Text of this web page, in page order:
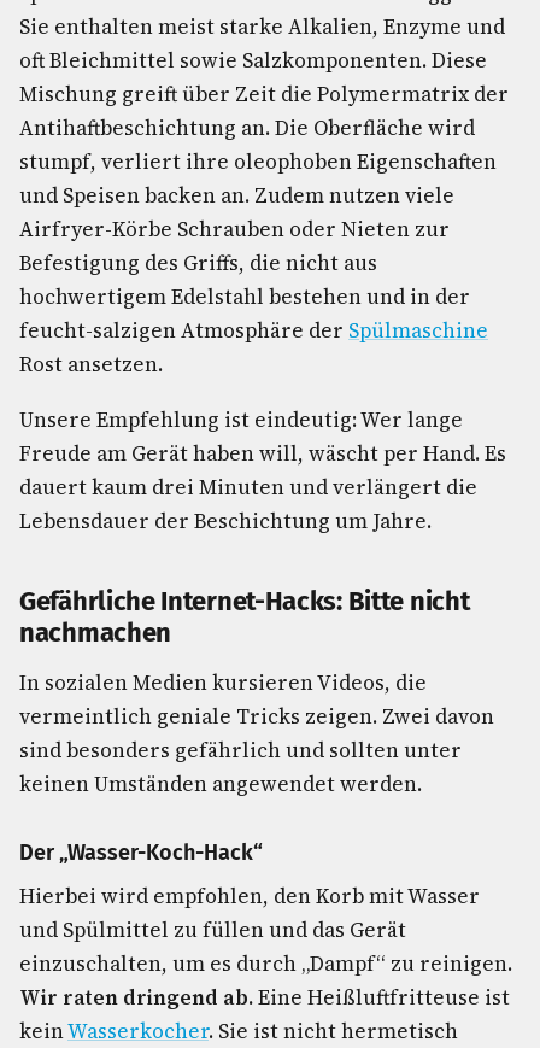
Sie enthalten meist starke Alkalien, Enzyme und
oft Bleichmittel sowie Salzkomponenten. Diese
Mischung greift über Zeit die Polymermatrix der
Antihaftbeschichtung an. Die Oberfläche wird
stumpf, verliert ihre oleophoben Eigenschaften
und Speisen backen an. Zudem nutzen viele
Airfryer-Körbe Schrauben oder Nieten zur
Befestigung des Griffs, die nicht aus
hochwertigem Edelstahl bestehen und in der
feucht-salzigen Atmosphäre der Spülmaschine
Rost ansetzen.
Unsere Empfehlung ist eindeutig: Wer lange
Freude am Gerät haben will, wäscht per Hand. Es
dauert kaum drei Minuten und verlängert die
Lebensdauer der Beschichtung um Jahre.
Gefährliche Internet-Hacks: Bitte nicht
nachmachen
In sozialen Medien kursieren Videos, die
vermeintlich geniale Tricks zeigen. Zwei davon
sind besonders gefährlich und sollten unter
keinen Umständen angewendet werden.
Der „Wasser-Koch-Hack“
Hierbei wird empfohlen, den Korb mit Wasser
und Spülmittel zu füllen und das Gerät
einzuschalten, um es durch „Dampf“ zu reinigen.
Wir raten dringend ab.Eine Heißluftfritteuse ist
keinWasserkocher. Sie ist nicht hermetisch